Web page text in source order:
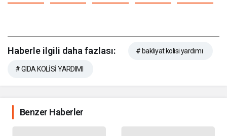
Haberle ilgili daha fazlası: # bakliyat kolisi yardımı
# GIDA KOLİSİ YARDIMI
Benzer Haberler